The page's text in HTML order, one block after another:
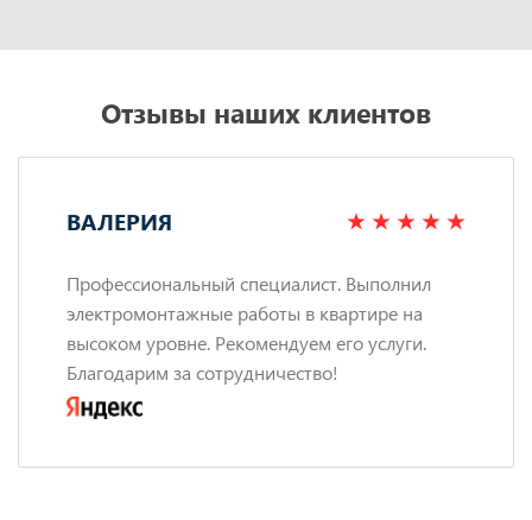
Отзывы наших клиентов
ВАЛЕРИЯ
Профессиональный специалист. Выполнил
электромонтажные работы в квартире на
высоком уровне. Рекомендуем его услуги.
Благодарим за сотрудничество!